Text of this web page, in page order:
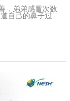
，弟弟感冒次数
自己的鼻子过